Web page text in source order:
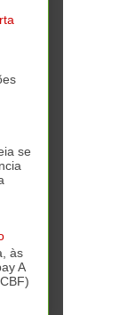
se
às
A